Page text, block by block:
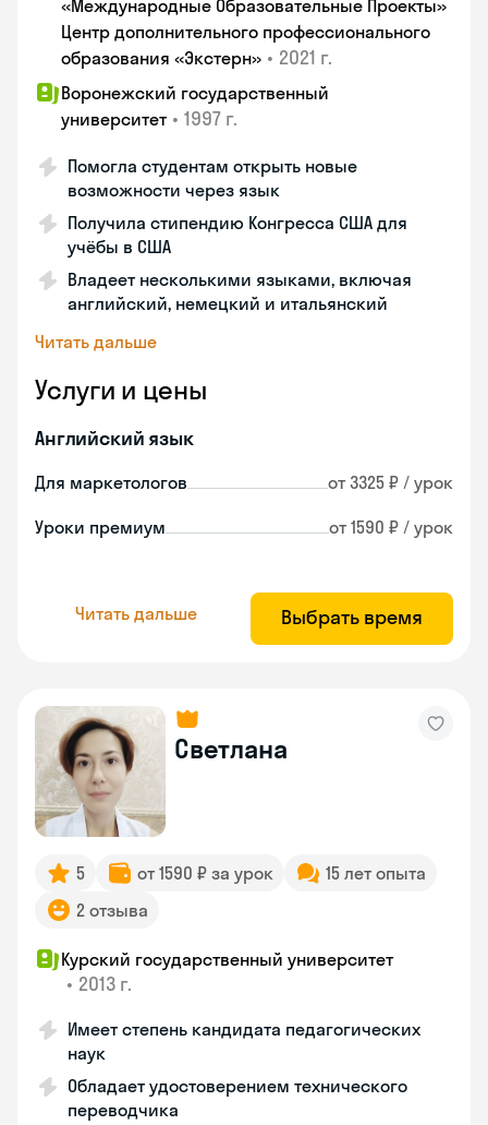
«Международные Образовательные Проекты»
Центр дополнительного профессионального
образования «Экстерн» • 2021 г.
Воронежский государственный
университет • 1997 г.
Помогла студентам открыть новые
возможности через язык
Получила стипендию Конгресса США для
учёбы в США
Владеет несколькими языками, включая
английский, немецкий и итальянский
Читать дальше
Услуги и цены
Английский язык
Для маркетологов от 3325 ₽ / урок
Уроки премиум от 1590 ₽ / урок
Читать дальше Выбрать время
Светлана
5 от 1590 ₽ за урок
15 лет опыта
2 отзыва
Курский государственный университет
• 2013 г.
Имеет степень кандидата педагогических
наук
Обладает удостоверением технического
переводчика